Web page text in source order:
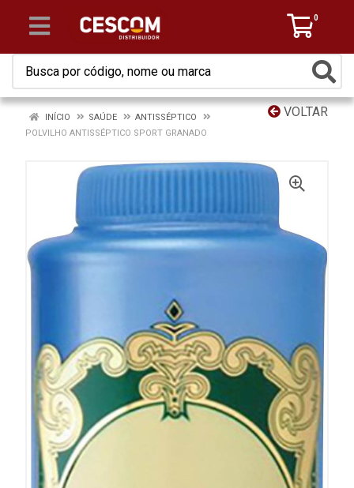
0
VOLTAR
INÍCIO SAÚDE
ANTISSÉPTICO
POLVILHO ANTISSÉPTICO SPORT GRANADO